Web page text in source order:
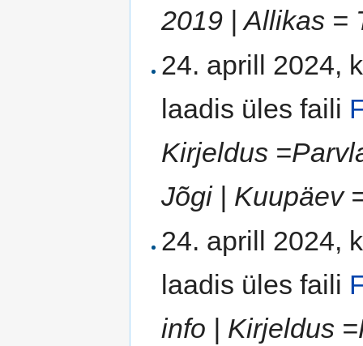
2019 | Allikas =
24. aprill 2024,
laadis üles faili
Kirjeldus
Jõgi | Kuupäev
24. aprill 2024,
laadis üles faili
info | Kirjeldus